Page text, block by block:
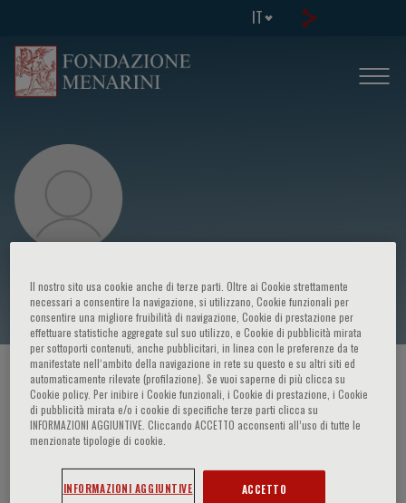
IT
James D. Crapo
HOME PAGE / CORSI ED EVENTI / RELATORE
James D. Crapo
Il nostro sito usa cookie anche di terze parti. Oltre ai Cookie strettamente
necessari a consentire la navigazione, si utilizzano, Cookie funzionali per
consentire una migliore fruibilità di navigazione, Cookie di prestazione per
effettuare statistiche aggregate sul suo utilizzo, e Cookie di pubblicità mirata
per sottoporti contenuti, anche pubblicitari, in linea con le preferenze da te
manifestate nell‘ambito della navigazione in rete su questo e su altri siti ed
automaticamente rilevate (profilazione). Se vuoi saperne di più clicca su
Cookie policy. Per inibire i Cookie funzionali, i Cookie di prestazione, i Cookie
di pubblicità mirata e/o i cookie di specifiche terze parti clicca su
INFORMAZIONI AGGIUNTIVE. Cliccando ACCETTO acconsenti all’uso di tutte le
menzionate tipologie di cookie.
INFORMAZIONI AGGIUNTIVE ACCETTO